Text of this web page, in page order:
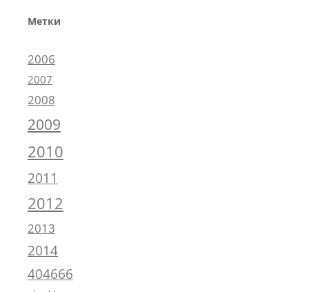
Метки
2006
2007
2008
2009
2010
2011
2012
2013
2014
404666